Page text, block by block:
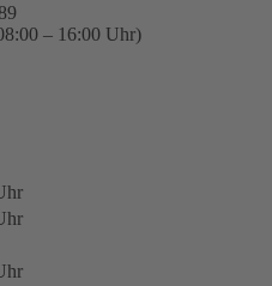
– 16:00 Uhr)